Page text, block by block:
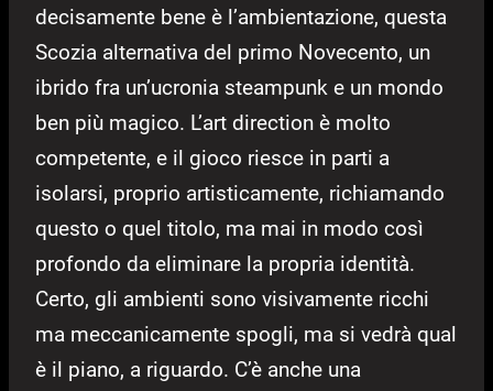
decisamente bene è l’ambientazione, questa
Scozia alternativa del primo Novecento, un
ibrido fra un’ucronia steampunk e un mondo
ben più magico. L’art direction è molto
competente, e il gioco riesce in parti a
isolarsi, proprio artisticamente, richiamando
questo o quel titolo, ma mai in modo così
profondo da eliminare la propria identità.
Certo, gli ambienti sono visivamente ricchi
ma meccanicamente spogli, ma si vedrà qual
è il piano, a riguardo. C’è anche una